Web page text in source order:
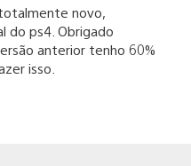
novo,
do ps4. Obrigado
anterior tenho 60%
isso.